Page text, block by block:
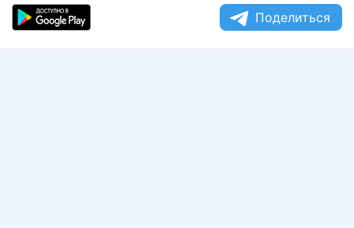
Поделиться